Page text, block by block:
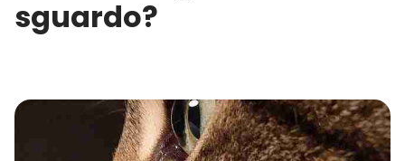
sguardo?